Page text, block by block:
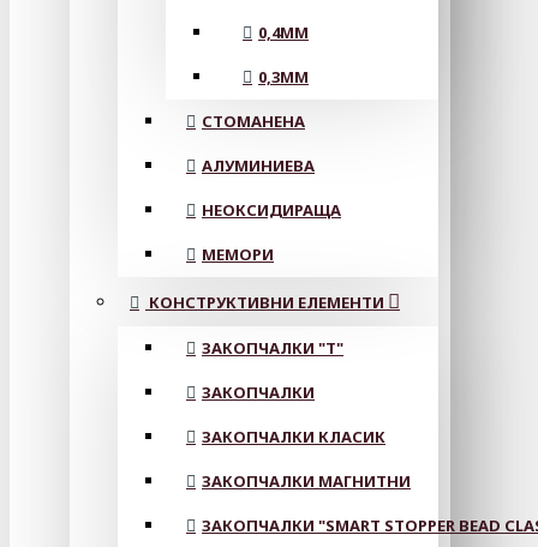
0,4MM
0,3MM
СТОМАНЕНА
АЛУМИНИЕВА
НЕОКСИДИРАЩА
МЕМОРИ
КОНСТРУКТИВНИ ЕЛЕМЕНТИ
ЗАКОПЧАЛКИ "Т"
ЗАКОПЧАЛКИ
ЗАКОПЧАЛКИ КЛАСИК
ЗАКОПЧАЛКИ МАГНИТНИ
ЗАКОПЧАЛКИ "SMART STOPPER BEAD